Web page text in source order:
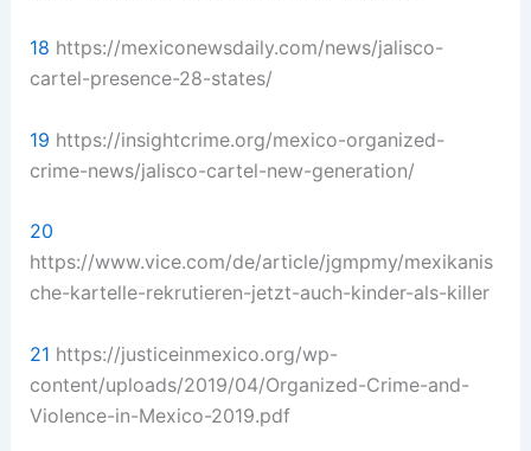
18 https://mexiconewsdaily.com/news/jalisco-
cartel-presence-28-states/
19 https://insightcrime.org/mexico-organized-
crime-news/jalisco-cartel-new-generation/
20
https://www.vice.com/de/article/jgmpmy/mexikanis
che-kartelle-rekrutieren-jetzt-auch-kinder-als-killer
21 https://justiceinmexico.org/wp-
content/uploads/2019/04/Organized-Crime-and-
Violence-in-Mexico-2019.pdf